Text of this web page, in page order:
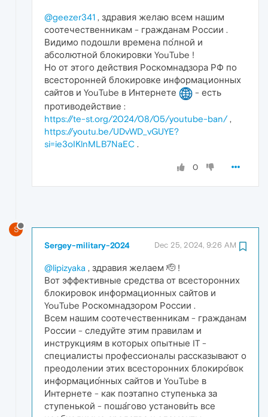
@geezer341 , здравия желаю всем нашим
соотечественникам - гражданам России .
Видимо подошли времена по́лной и
абсолютной блокировки YouTube !
Но от этого действия Роскомнадзора РФ по
всесторонней блокировке информационных
сайтов и YouTube в Интернете
- есть
противодействие :
https://te-st.org/2024/08/05/youtube-ban/,
https://youtu.be/UDvWD_vGUYE?
si=ie3oIKlnMLB7NaEC .
0
S
Sergey-military-2024 Dec 25, 2024, 9:26 AM
@lipizyaka , здравия желаем 🫡 !
Вот эффективные средства от всесторонних
блокировок информационных сайтов и
YouTube Роскомнадзором России .
Всем нашим соотечественникам - гражданам
России - следуйте этим правилам и
инструкциям в которых опытные IT -
специалисты профессионалы рассказывают о
преодолении этих всесторонних блокиро́вок
информацио́нных сайтов и YouTube в
Интернете - как поэтапно ступенька за
ступенькой - поша́гово установи́ть все